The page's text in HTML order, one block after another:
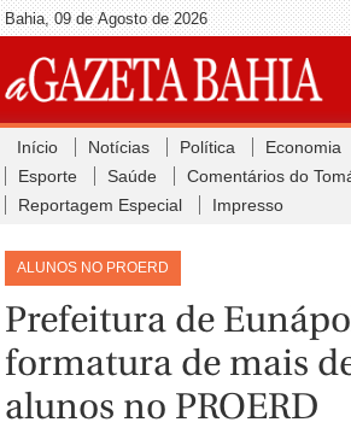
Bahia, 09 de Agosto de 2026
Início Notícias Política Economia
Esporte
Saúde
Comentários do
Reportagem Especial
Impresso
ALUNOS NO PROERD
Prefeitura de
formatura de mais
alunos no PROERD